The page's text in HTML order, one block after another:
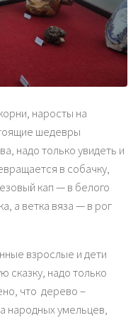
наросты на
шедевры
надо только увидеть и
в собачку,
кап — в белого
а ветка вяза — в рог
взрослые и дети
сказку, надо только
что дерево –
народных умельцев,